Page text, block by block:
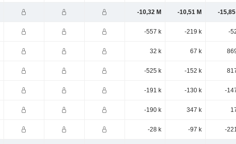
-10,32 M -10,51 M -15,85
-557 k -219 k -
32 k 67 k
-525 k -152 k
-191 k -130 k -
-190 k 347 k
-28 k -97 k -